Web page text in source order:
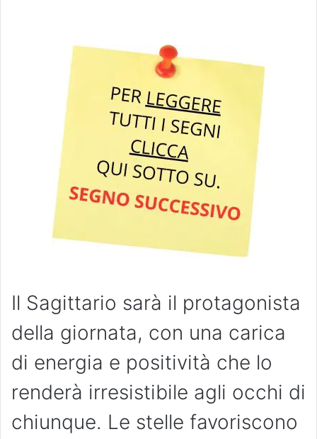
Il Sagittario sarà il protagonista
della giornata, con una carica
di energia e positività che lo
renderà irresistibile agli occhi di
chiunque. Le stelle favoriscono